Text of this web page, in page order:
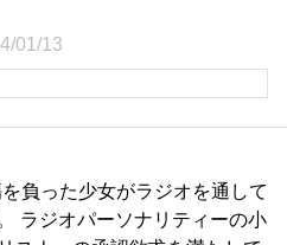
01/13
負った少女がラジオを通して
ラジオパーソナリティーの小